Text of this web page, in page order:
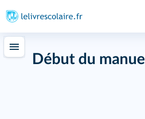
Début du manuel